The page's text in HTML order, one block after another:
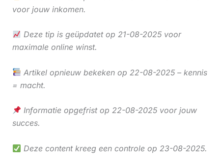
voor jouw inkomen.
Deze tip is geüpdatet op 21-08-2025 voor
maximale online winst.
Artikel opnieuw bekeken op 22-08-2025 – kennis
= macht.
Informatie opgefrist op 22-08-2025 voor jouw
succes.
Deze content kreeg een controle op 23-08-2025.